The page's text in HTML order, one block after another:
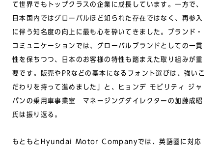
て世界でもトップクラスの企業に成長しています。一方で、
日本国内ではグローバルほど知られた存在ではなく、再参入
に伴う知名度の向上に最も心を砕いてきました。ブランド・
コミュニケーションでは、グローバルブランドとしての一貫
性を保ちつつ、日本のお客様の特性も踏まえた取り組みが重
要です。販売やPRなどの基本になるフォント選びは、強いこ
だわりを持って進めました」と、ヒョンデ モビリティ ジャ
パンの乗用車事業室 マネージングダイレクターの加藤成昭
氏は振り返る。
もともとHyundai Motor Companyでは、英語圏に対応